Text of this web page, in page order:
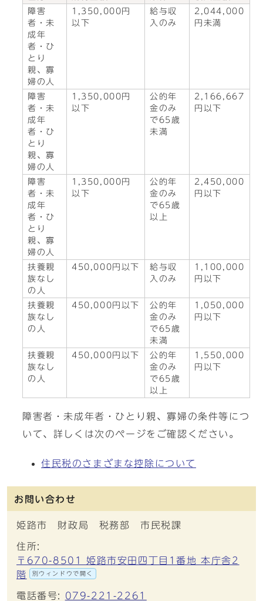
障害
者・未
成年
者・ひ
とり
親、寡
婦の人
1,350,000円
以下
給与収
入のみ
2,044,000
円未満
障害
者・未
成年
者・ひ
とり
親、寡
婦の人
1,350,000円
以下
公的年
金のみ
で65歳
未満
2,166,667
円以下
障害
者・未
成年
者・ひ
とり
親、寡
婦の人
1,350,000円
以下
公的年
金のみ
で65歳
以上
2,450,000
円以下
扶養親
族なし
の人
450,000円以下
給与収
入のみ
1,100,000
円以下
扶養親
族なし
の人
450,000円以下
公的年
金のみ
で65歳
未満
1,050,000
円以下
扶養親
族なし
の人
450,000円以下
公的年
金のみ
で65歳
以上
1,550,000
円以下
障害者・未成年者・ひとり親、寡婦の条件等につ
いて、詳しくは次のページをご確認ください。
住民税のさまざまな控除について
お問い合わせ
姫路市 財政局 税務部 市民税課
住所:
〒670-8501 姫路市安田四丁目1番地 本庁舎2
階
別ウィンドウで開く
電話番号: 079-221-2261